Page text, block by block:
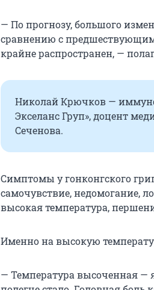
— По прогнозу, большого
сравнению с
крайне распространен, —
Николай Крючков —
Экселанс Груп», доцент
Сеченова.
Симптомы у гонконгского
самочувствие, недомогание,
высокая температура,
Именно на высокую
— Температура высоченная —